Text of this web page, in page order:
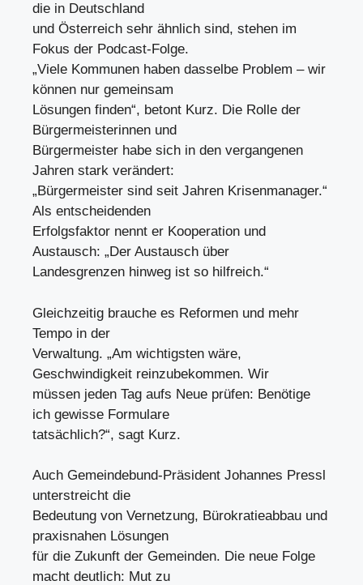
die in Deutschland
und Österreich sehr ähnlich sind, stehen im
Fokus der Podcast-Folge.
„Viele Kommunen haben dasselbe Problem – wir
können nur gemeinsam
Lösungen finden“, betont Kurz. Die Rolle der
Bürgermeisterinnen und
Bürgermeister habe sich in den vergangenen
Jahren stark verändert:
„Bürgermeister sind seit Jahren Krisenmanager.“
Als entscheidenden
Erfolgsfaktor nennt er Kooperation und
Austausch: „Der Austausch über
Landesgrenzen hinweg ist so hilfreich.“
Gleichzeitig brauche es Reformen und mehr
Tempo in der
Verwaltung. „Am wichtigsten wäre,
Geschwindigkeit reinzubekommen. Wir
müssen jeden Tag aufs Neue prüfen: Benötige
ich gewisse Formulare
tatsächlich?“, sagt Kurz.
Auch Gemeindebund-Präsident Johannes Pressl
unterstreicht die
Bedeutung von Vernetzung, Bürokratieabbau und
praxisnahen Lösungen
für die Zukunft der Gemeinden. Die neue Folge
macht deutlich: Mut zu